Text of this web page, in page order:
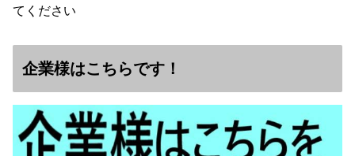
てください
企業様はこちらです！